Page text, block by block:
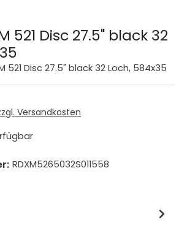
521 Disc 27.5" black 32
521 Disc 27.5" black 32 Loch, 584x35
Versandkosten
RDXM5265032S011558